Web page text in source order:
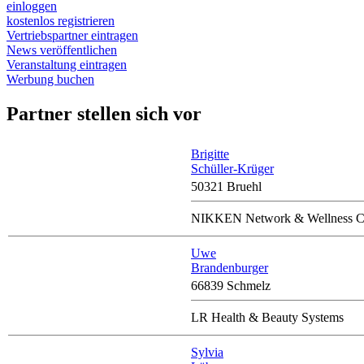
einloggen
kostenlos registrieren
Vertriebspartner eintragen
News veröffentlichen
Veranstaltung eintragen
Werbung buchen
Partner stellen sich vor
Brigitte
Schüller-Krüger
50321 Bruehl
NIKKEN Network & Wellness
Uwe
Brandenburger
66839 Schmelz
LR Health & Beauty Systems
Sylvia